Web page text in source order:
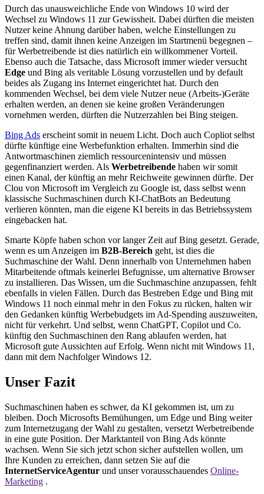
Durch das unausweichliche Ende von Windows 10 wird der
Wechsel zu Windows 11 zur Gewissheit. Dabei dürften die meisten
Nutzer keine Ahnung darüber haben, welche Einstellungen zu
treffen sind, damit ihnen keine Anzeigen im Startmenü begegnen –
für Werbetreibende ist dies natürlich ein willkommener Vorteil.
Ebenso auch die Tatsache, dass Microsoft immer wieder versucht
Edge und Bing als veritable Lösung vorzustellen und by default
beides als Zugang ins Internet eingerichtet hat. Durch den
kommenden Wechsel, bei dem viele Nutzer neue (Arbeits-)Geräte
erhalten werden, an denen sie keine großen Veränderungen
vornehmen werden, dürften die Nutzerzahlen bei Bing steigen.
Bing Ads erscheint somit in neuem Licht. Doch auch Copliot selbst
dürfte künftige eine Werbefunktion erhalten. Immerhin sind die
Antwortmaschinen ziemlich ressourcenintensiv und müssen
gegenfinanziert werden. Als Werbetreibende haben wir somit
einen Kanal, der künftig an mehr Reichweite gewinnen dürfte. Der
Clou von Microsoft im Vergleich zu Google ist, dass selbst wenn
klassische Suchmaschinen durch KI-ChatBots an Bedeutung
verlieren könnten, man die eigene KI bereits in das Betriebssystem
eingebacken hat.
Smarte Köpfe haben schon vor langer Zeit auf Bing gesetzt. Gerade,
wenn es um Anzeigen im B2B-Bereich geht, ist dies die
Suchmaschine der Wahl. Denn innerhalb von Unternehmen haben
Mitarbeitende oftmals keinerlei Befugnisse, um alternative Browser
zu installieren. Das Wissen, um die Suchmaschine anzupassen, fehlt
ebenfalls in vielen Fällen. Durch das Bestreben Edge und Bing mit
Windows 11 noch einmal mehr in den Fokus zu rücken, halten wir
den Gedanken künftig Werbebudgets im Ad-Spending auszuweiten,
nicht für verkehrt. Und selbst, wenn ChatGPT, Copilot und Co.
künftig den Suchmaschinen den Rang ablaufen werden, hat
Microsoft gute Aussichten auf Erfolg. Wenn nicht mit Windows 11,
dann mit dem Nachfolger Windows 12.
Unser Fazit
Suchmaschinen haben es schwer, da KI gekommen ist, um zu
bleiben. Doch Microsofts Bemühungen, um Edge und Bing weiter
zum Internetzugang der Wahl zu gestalten, versetzt Werbetreibende
in eine gute Position. Der Marktanteil von Bing Ads könnte
wachsen. Wenn Sie sich jetzt schon sicher aufstellen wollen, um
Ihre Kunden zu erreichen, dann setzen Sie auf die
InternetServiceAgentur und unser vorausschauendes Online-
Marketing .